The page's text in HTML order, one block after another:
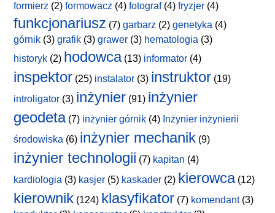
formierz (2) formowacz (4) fotograf(4) fryzjer (4)
funkcjonariusz (7) garbarz (2) genetyka (4)
górnik (3) grafik (3) grawer (3) hematologia (3)
historyk (2) hodowca(13) informator (4)
inspektor (25) instalator (3) instruktor (19)
introligator (3) inżynier (91) inżynier
geodeta(7) inżynier górnik (4) Inżynier inżynierii
środowiska (6) inżynier mechanik (9)
inżynier technologii (7) kapitan (4)
kardiologia (3) kasjer (5) kaskader (2) kierowca(12)
kierownik (124) klasyfikator (7) komendant(3)